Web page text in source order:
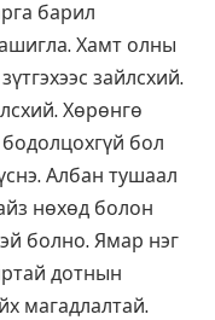
барил
Хамт олны
зайлсхий.
Хөрөнгө
бол
Албан тушаал
нөхөд болон
болно. Ямар нэг
дотнын
магадлалтай.